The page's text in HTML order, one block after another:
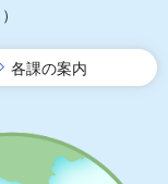
各課の案内